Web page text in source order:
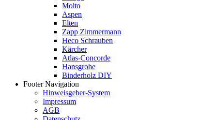
Molto
Aspen
Elten
Zapp Zimmermann
Heco Schrauben
Kärcher
Atlas-Concorde
Hansgrohe
Binderholz DIY
Footer Navigation
Hinweisgeber-System
Impressum
AGB